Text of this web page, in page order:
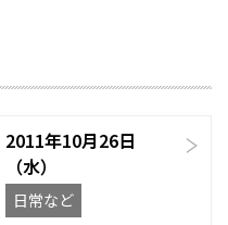
2011年10月26日
（水）
日常など